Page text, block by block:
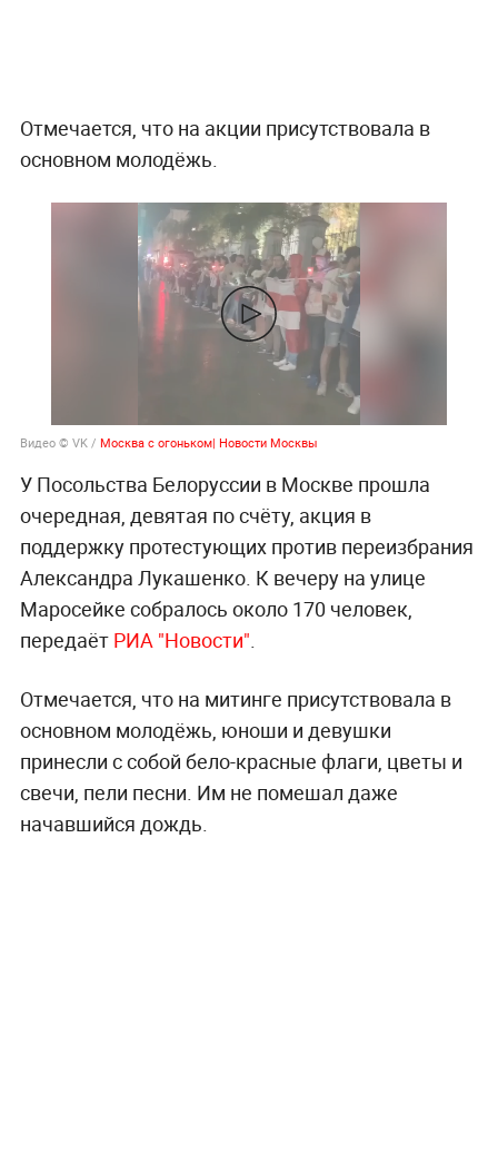
Отмечается, что на акции присутствовала в
основном молодёжь.
Видео © VK / Москва с огоньком| Новости Москвы
У Посольства Белоруссии в Москве прошла
очередная, девятая по счёту, акция в
поддержку протестующих против переизбрания
Александра Лукашенко. К вечеру на улице
Маросейке собралось около 170 человек,
передаётРИА "Новости".
Отмечается, что на митинге присутствовала в
основном молодёжь, юноши и девушки
принесли с собой бело-красные флаги, цветы и
свечи, пели песни. Им не помешал даже
начавшийся дождь.